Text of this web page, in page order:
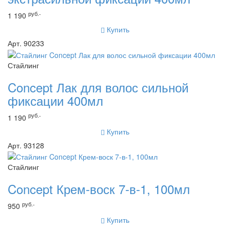
1 190 руб.-
Купить
Арт. 90233
Стайлинг
Concept Лак для волос сильной
фиксации 400мл
1 190 руб.-
Купить
Арт. 93128
Стайлинг
Concept Крем-воск 7-в-1, 100мл
950 руб.-
Купить